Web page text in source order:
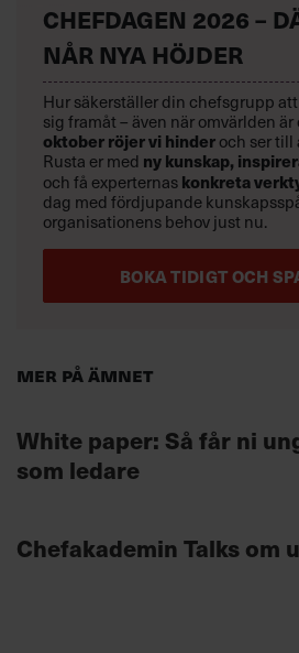
Mer på ämnet
White paper: Så får ni
som ledare
Chefakademin Talks om
CHEFDAGEN 2026 –
NÅR NYA HÖJDER
Hur säkerställer din chefsgrupp
sig framåt – även när omvärlden är
oktoberröjer vi hinderoch ser till
Rusta er med ny kunskap,
och få experternaskonkreta
dag med fördjupande
organisationens behov just nu.
BOKA TIDIGT OCH